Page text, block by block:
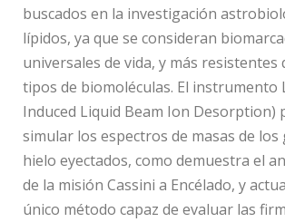
buscados en la investigación
lípidos, ya que se consideran
universales de vida, y más resistentes
tipos de biomoléculas. El instrumento
Induced Liquid Beam Ion Desorption)
simular los espectros de masas de los
hielo eyectados, como demuestra el
de la misión Cassini a Encélado, y
único método capaz de evaluar las